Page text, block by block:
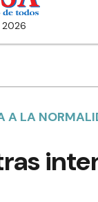
2026
A LA